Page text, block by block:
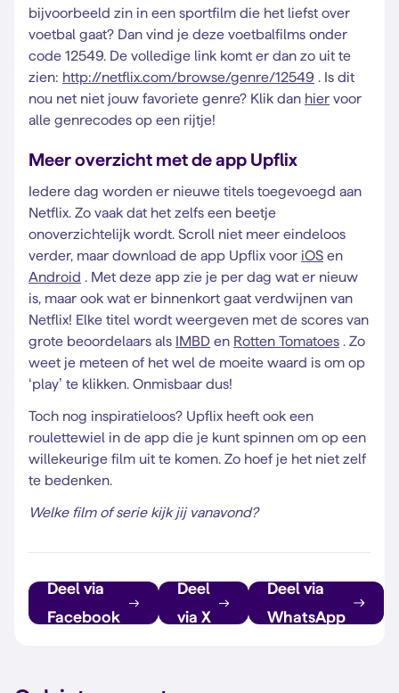
bijvoorbeeld zin in een sportfilm die het liefst over
voetbal gaat? Dan vind je deze voetbalfilms onder
code 12549. De volledige link komt er dan zo uit te
zien: http://netflix.com/browse/genre/12549 . Is dit
nou net niet jouw favoriete genre? Klik dan hier voor
alle genrecodes op een rijtje!
Meer overzicht met de app Upflix
Iedere dag worden er nieuwe titels toegevoegd aan
Netflix. Zo vaak dat het zelfs een beetje
onoverzichtelijk wordt. Scroll niet meer eindeloos
verder, maar download de app Upflix voor iOS en
Android . Met deze app zie je per dag wat er nieuw
is, maar ook wat er binnenkort gaat verdwijnen van
Netflix! Elke titel wordt weergeven met de scores van
grote beoordelaars als IMBD en Rotten Tomatoes . Zo
weet je meteen of het wel de moeite waard is om op
‘play’ te klikken. Onmisbaar dus!
Toch nog inspiratieloos? Upflix heeft ook een
roulettewiel in de app die je kunt spinnen om op een
willekeurige film uit te komen. Zo hoef je het niet zelf
te bedenken.
Welke film of serie kijk jij vanavond?
Deel via
Facebook
Deel
via X
Deel via
WhatsApp